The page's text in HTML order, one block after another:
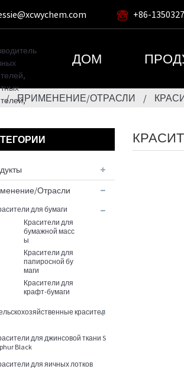
+86-
ДОМ
ПРИМЕНЕНИЕ/ОТРАСЛИ
Отрасли
для бумаги
Красители для
бумажной масс
ы
Красители для
папиросной бу
маги
Красители для
крафт-бумаги
красител
для джинсовой ткани S
Black
для яичных лотков